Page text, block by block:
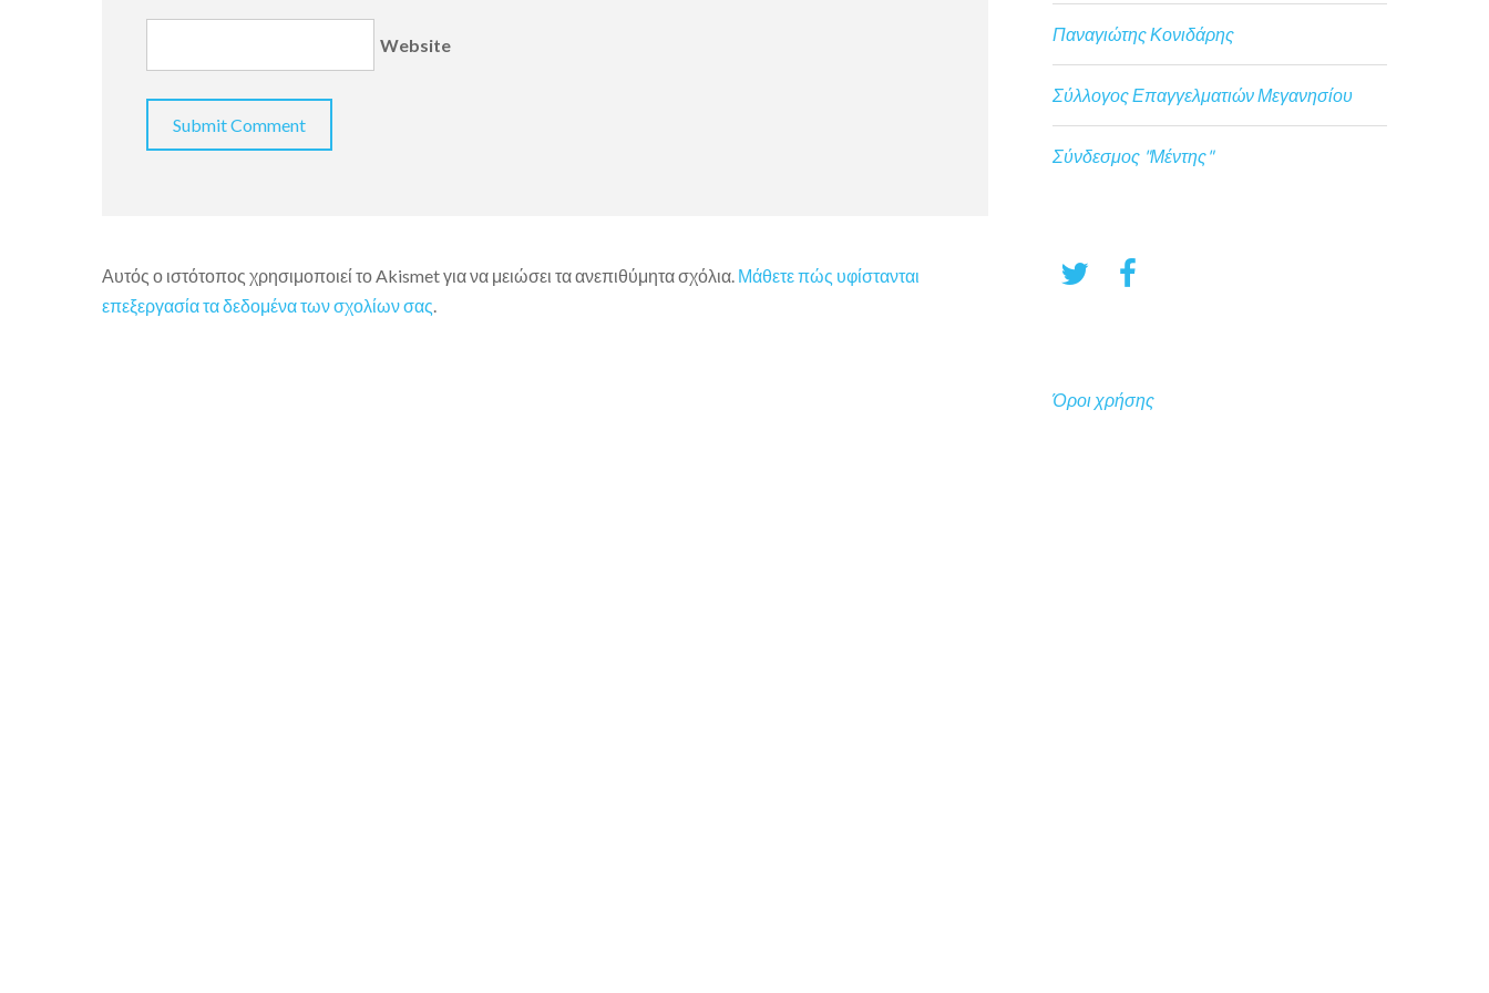
Website
Αυτός ο ιστότοπος χρησιμοποιεί το Akismet για να μειώσει τα ανεπιθύμητα σχόλια. Μάθετε πώς υφίστανται
επεξεργασία τα δεδομένα των σχολίων σας.
Παναγιώτης Κονιδάρης
Σύλλογος Επαγγελματιών Μεγανησίου
Σύνδεσμος "Μέντης"
Όροι χρήσης